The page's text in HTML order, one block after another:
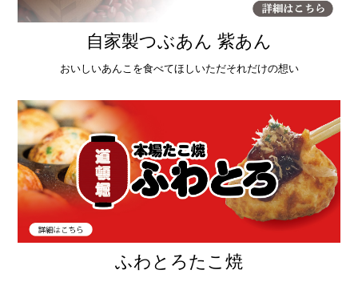
自家製つぶあん 紫あん
おいしいあんこを食べてほしいただそれだけの想い
ふわとろたこ焼